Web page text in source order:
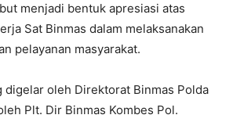
menjadi bentuk apresiasi atas
Sat Binmas dalam melaksanakan
pelayanan masyarakat.
digelar oleh Direktorat Binmas Polda
Plt. Dir Binmas Kombes Pol.